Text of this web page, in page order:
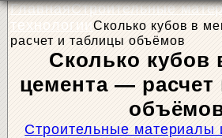
ГлавнаяСтроительные
технологииСколько кубов в
расчет и таблицы объёмов
Сколько кубов
цемента —
Строительные материалы